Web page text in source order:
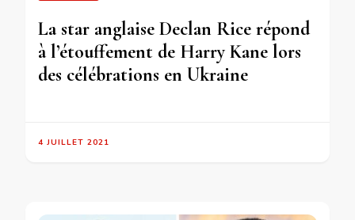
La star anglaise Declan Rice répond
à l’étouffement de Harry Kane lors
des célébrations en Ukraine
4 JUILLET 2021